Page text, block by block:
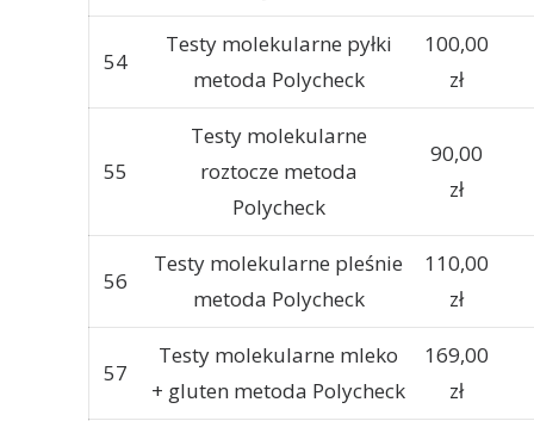
54
Testy molekularne pyłki
metoda Polycheck
100,00
zł
55
Testy molekularne
roztocze metoda
Polycheck
90,00
zł
56
Testy molekularne pleśnie
metoda Polycheck
110,00
zł
57
Testy molekularne mleko
+ gluten metoda Polycheck
169,00
zł